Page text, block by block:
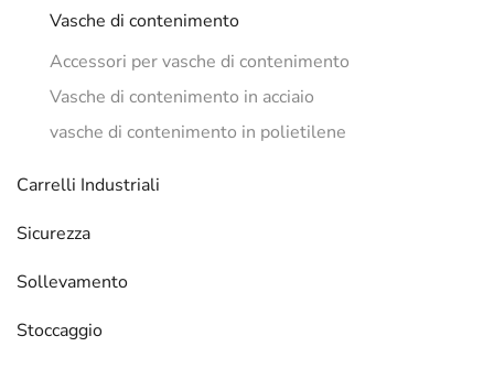
Vasche di contenimento
Accessori per vasche di contenimento
Vasche di contenimento in acciaio
vasche di contenimento in polietilene
Carrelli Industriali
Sicurezza
Sollevamento
Stoccaggio